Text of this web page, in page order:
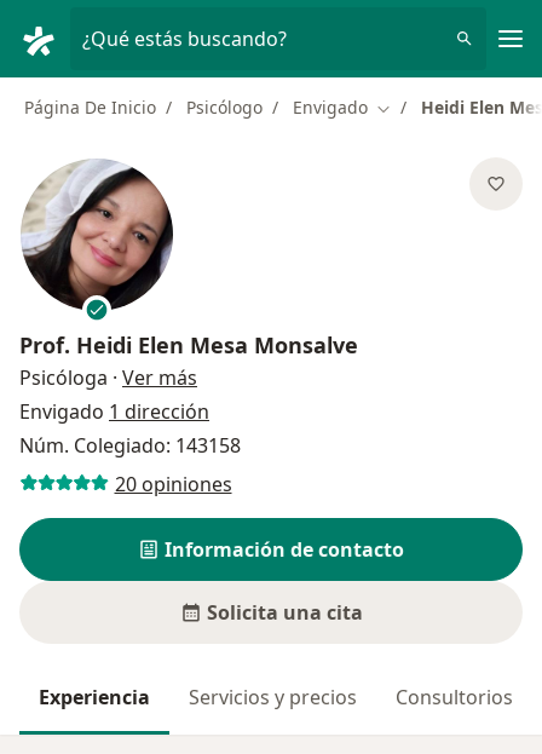
¿Qué estás buscando?
Página De Inicio Psicólogo Envigado Cambiar de ciudad
Heidi Elen
Prof. Heidi Elen Mesa Monsalve
Psicóloga · Ver más
Envigado 1 dirección
Núm. Colegiado: 143158
20 opiniones
Información de contacto
Solicita una cita
Experiencia Servicios y precios Consultorios